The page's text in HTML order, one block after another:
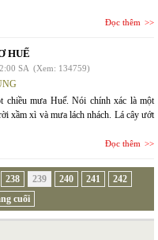
Đọc thêm
HUẾ
SA (Xem: 134759)
chiều mưa Huế. Nói chính xác là một
xầm xì và mưa lách nhách. Lá cây ướt
Đọc thêm
238 239 240 241
242
cuối